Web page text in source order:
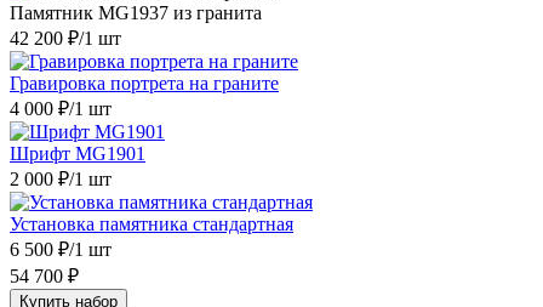
Памятник MG1937 из гранита
42 200 ₽/1 шт
Гравировка портрета на граните
4 000 ₽/1 шт
Шрифт MG1901
2 000 ₽/1 шт
Установка памятника стандартная
6 500 ₽/1 шт
54 700 ₽
Купить набор